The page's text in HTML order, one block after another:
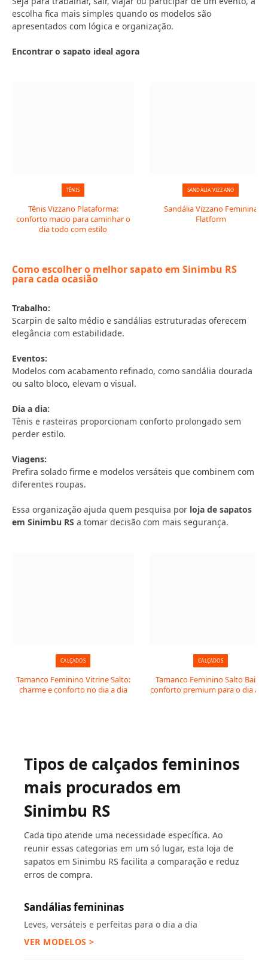
escolha fica mais simples quando os modelos são
apresentados com lógica e organização.
Encontrar o sapato ideal agora
TÊNIS
Tênis Vizzano Plataforma:
conforto macio para caminhar o
dia todo com estilo
SANDÁLIA VIZZANO
Sandália Vizzano Feminina
Flatform
Como escolher o melhor sapato em Sinimbu RS
para cada ocasião
Trabalho:
Scarpin de salto médio e sandálias estruturadas oferecem
elegância com estabilidade.
Eventos:
Modelos com acabamento refinado, como sandália dourada
ou salto bloco, elevam o visual.
Dia a dia:
Tênis e rasteiras proporcionam conforto prolongado sem
perder estilo.
Viagens:
Prefira solado firme e modelos versáteis que combinem com
diferentes roupas.
Essa organização ajuda quem pesquisa por loja de sapatos
em Sinimbu RS a tomar decisão com mais segurança.
CALÇADOS
Tamanco Feminino Vitrine Salto:
charme e conforto no dia a dia
CALÇADOS
Tamanco Feminino Salto Baixo:
conforto premium para o dia a
Tipos de calçados femininos
mais procurados em
Sinimbu RS
Cada tipo atende uma necessidade específica. Ao
reunir essas categorias em um só lugar, esta loja de
sapatos em Sinimbu RS facilita a comparação e reduz
erros de compra.
Sandálias femininas
Leves, versáteis e perfeitas para o dia a dia
VER MODELOS >